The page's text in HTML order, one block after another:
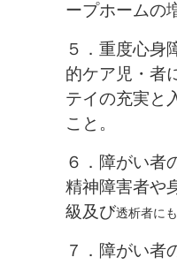
ープホームの
５．重度心身
的ケア児・者
テイの充実と
こと。
６．障がい者
精神障害者や
級及び透析者に
７．障がい者